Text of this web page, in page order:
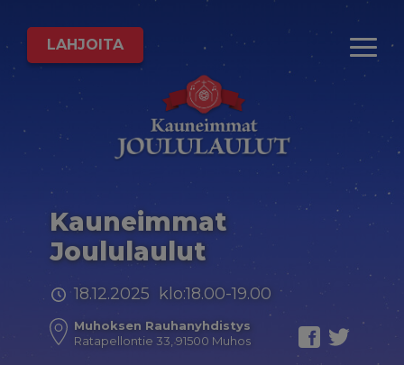
LAHJOITA
Kauneimmat
Joululaulut
18.12.2025 klo:18.00-19.00
Muhoksen Rauhanyhdistys
Ratapellontie 33, 91500 Muhos